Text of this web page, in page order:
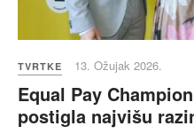
TVRTKE 13. Ožujak 2026.
Equal Pay
postigla najvišu